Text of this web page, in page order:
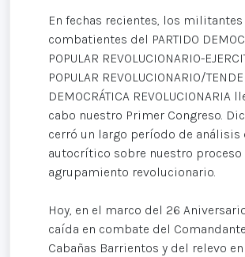
En fechas recientes, los militantes
combatientes del PARTIDO
POPULAR REVOLUCIONARIO-
POPULAR REVOLUCIONARIO/
DEMOCRÁTICA REVOLUCIONARIA
cabo nuestro Primer Congreso.
cerró un largo período de análisis
autocrítico sobre nuestro proceso
agrupamiento revolucionario.
Hoy, en el marco del 26
caída en combate del
Cabañas Barrientos y del relevo